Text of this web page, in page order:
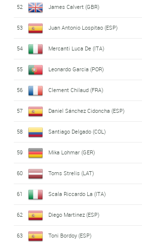
52 James Calvert (GBR)
53 Juan Antonio Lospitao (ESP)
54 Mercanti Luca De (ITA)
55 Leonardo Garcia (POR)
56 Clement Chilaud (FRA)
57 Daniel Sánchez Cidoncha (ESP)
58 Santiago Delgado (COL)
59 Mika Lohmar (GER)
60 Toms Strelis (LAT)
61 Scala Riccardo La (ITA)
62 Diego Martinez (ESP)
63 Toni Bordoy (ESP)